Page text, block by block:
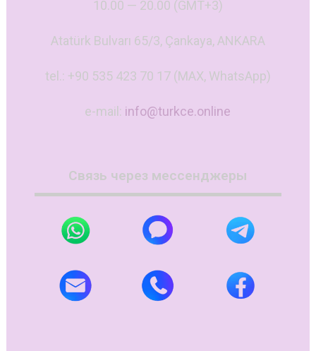
10.00 — 20.00 (GMT+3)
Atatürk Bulvarı 65/3, Çankaya, ANKARA
tel.: +90 535 423 70 17 (MAX, WhatsApp)
e-mail: info@turkce.online
Связь через мессенджеры